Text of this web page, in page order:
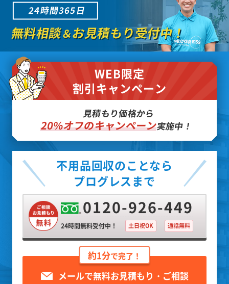
24時間365日
無料相談＆お見積もり受付中！
WEB限定
割引キャンペーン
見積もり価格から
20%オフのキャンペーン実施中！
不用品回収のことなら
プログレスまで
0120-926-449
24時間無料受付中！ 土日祝OK 通話無料
約1分で完了！
メールで無料お見積もり・ご相談